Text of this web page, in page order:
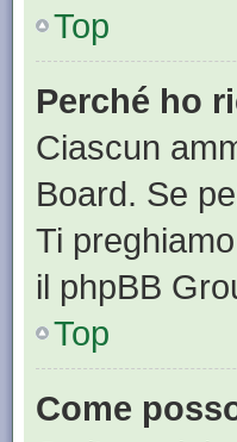
Top
Perché ho
Ciascun
Board. Se
Ti
il phpBB
Top
Come